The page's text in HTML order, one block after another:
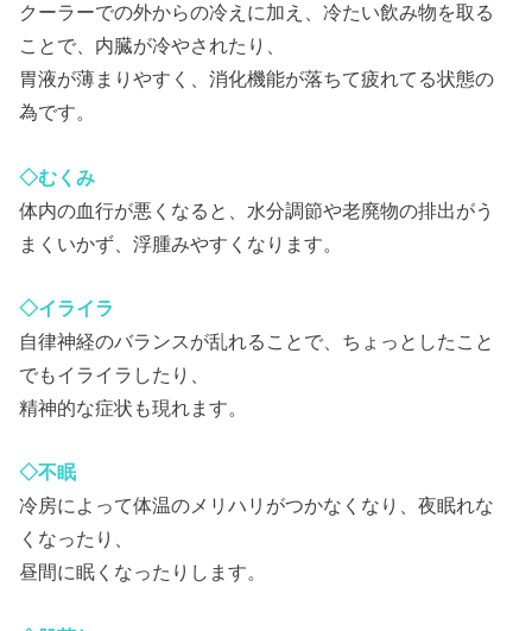
クーラーでの外からの冷えに加え、冷たい飲み物を取る
ことで、内臓が冷やされたり、
胃液が薄まりやすく、消化機能が落ちて疲れてる状態の
為です。
◇むくみ
体内の血行が悪くなると、水分調節や老廃物の排出がう
まくいかず、浮腫みやすくなります。
◇イライラ
自律神経のバランスが乱れることで、ちょっとしたこと
でもイライラしたり、
精神的な症状も現れます。
◇不眠
冷房によって体温のメリハリがつかなくなり、夜眠れな
くなったり、
昼間に眠くなったりします。